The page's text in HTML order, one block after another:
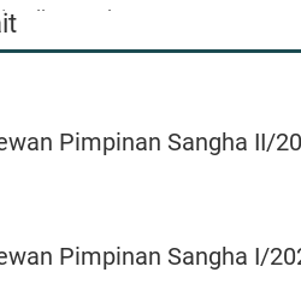
Thera
Thera
Thera
Thera
SlLA:
Pimpinan Sangha II/
Pimpinan Sangha I/